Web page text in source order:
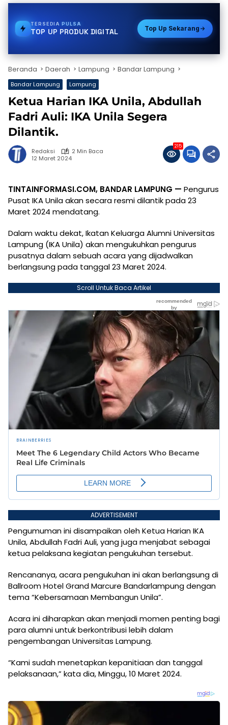
TERSEDIAPDAM
TOP UP PRODUK DIGITAL Top Up Sekarang
Beranda Daerah Lampung Bandar Lampung
Bandar Lampung Lampung
Ketua Harian IKA Unila, Abdullah
Fadri Auli: IKA Unila Segera
Dilantik.
Redaksi
2 Min Baca
12 Maret 2024
215
TINTAINFORMASI.COM, BANDAR LAMPUNG — Pengurus
Pusat IKA Unila akan secara resmi dilantik pada 23
Maret 2024 mendatang.
Dalam waktu dekat, Ikatan Keluarga Alumni Universitas
Lampung (IKA Unila) akan mengukuhkan pengurus
pusatnya dalam sebuah acara yang dijadwalkan
berlangsung pada tanggal 23 Maret 2024.
Scroll Untuk Baca Artikel
ADVERTISEMENT
Pengumuman ini disampaikan oleh Ketua Harian IKA
Unila, Abdullah Fadri Auli, yang juga menjabat sebagai
ketua pelaksana kegiatan pengukuhan tersebut.
Rencananya, acara pengukuhan ini akan berlangsung di
Ballroom Hotel Grand Marcure Bandarlampung dengan
tema “Kebersamaan Membangun Unila”.
Acara ini diharapkan akan menjadi momen penting bagi
para alumni untuk berkontribusi lebih dalam
pengembangan Universitas Lampung.
“Kami sudah menetapkan kepanitiaan dan tanggal
pelaksanaan,” kata dia, Minggu, 10 Maret 2024.